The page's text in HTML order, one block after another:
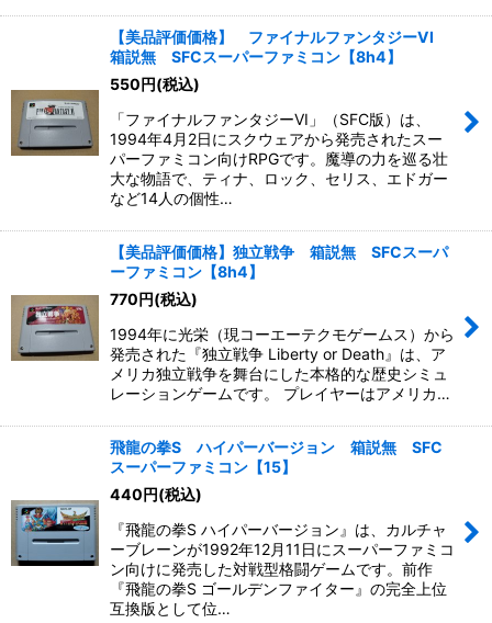
【美品評価価格】 ファイナルファンタジーVI
箱説無 SFCスーパーファミコン【8h4】
550円(税込)
「ファイナルファンタジーVI」（SFC版）は、
1994年4月2日にスクウェアから発売されたスー
パーファミコン向けRPGです。魔導の力を巡る壮
大な物語で、ティナ、ロック、セリス、エドガー
など14人の個性…
【美品評価価格】独立戦争 箱説無 SFCスーパ
ーファミコン【8h4】
770円(税込)
1994年に光栄（現コーエーテクモゲームス）から
発売された『独立戦争 Liberty or Death』は、ア
メリカ独立戦争を舞台にした本格的な歴史シミュ
レーションゲームです。 プレイヤーはアメリカ…
飛龍の拳S ハイパーバージョン 箱説無 SFC
スーパーファミコン【15】
440円(税込)
『飛龍の拳S ハイパーバージョン』は、カルチャ
ーブレーンが1992年12月11日にスーパーファミコ
ン向けに発売した対戦型格闘ゲームです。前作
『飛龍の拳S ゴールデンファイター』の完全上位
互換版として位…